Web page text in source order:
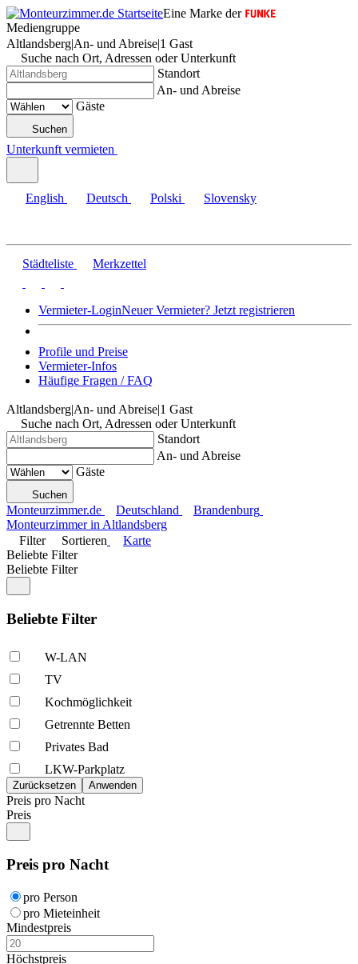
Eine Marke der
Mediengruppe
Altlandsberg|An- und Abreise|1 Gast
Suche nach Ort, Adressen oder Unterkunft
Standort
An- und Abreise
Gäste
Suchen
Unterkunft vermieten
English Deutsch Polski Slovensky
Städteliste Merkzettel
Vermieter-LoginNeuer Vermieter? Jetzt registrieren
Profile und Preise
Vermieter-Infos
Häufige Fragen / FAQ
Altlandsberg|An- und Abreise|1 Gast
Suche nach Ort, Adressen oder Unterkunft
Standort
An- und Abreise
Gäste
Suchen
Monteurzimmer.de Deutschland
Brandenburg
Monteurzimmer in Altlandsberg
Filter
Sortieren
Karte
Beliebte Filter
Beliebte Filter
Beliebte Filter
W-LAN
TV
Kochmöglich­keit
Getrennte Betten
Privates Bad
LKW-Parkplatz
Preis pro Nacht
Preis
Preis pro Nacht
pro Person
pro Mieteinheit
Mindestpreis
Höchstpreis